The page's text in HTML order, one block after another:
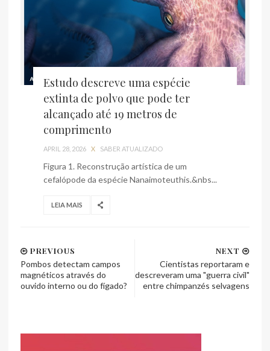
Estudo descreve uma espécie
extinta de polvo que pode ter
alcançado até 19 metros de
comprimento
APRIL 28, 2026 X SABER ATUALIZADO
Figura 1. Reconstrução artística de um
cefalópode da espécie Nanaimoteuthis.&nbs...
LEIA MAIS
NEXT
Cientistas reportaram e
descreveram uma "guerra civil"
entre chimpanzés selvagens
PREVIOUS
Pombos detectam campos
magnéticos através do
ouvido interno ou do fígado?